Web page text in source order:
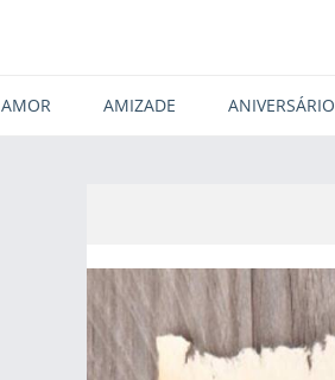
AMOR AMIZADE ANIVERSÁRIO